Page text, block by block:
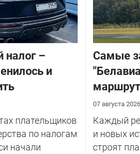
налог –
и
плательщиков
по налогам
начали
Самые
07 августа 2026
Каждый
и новых
строят